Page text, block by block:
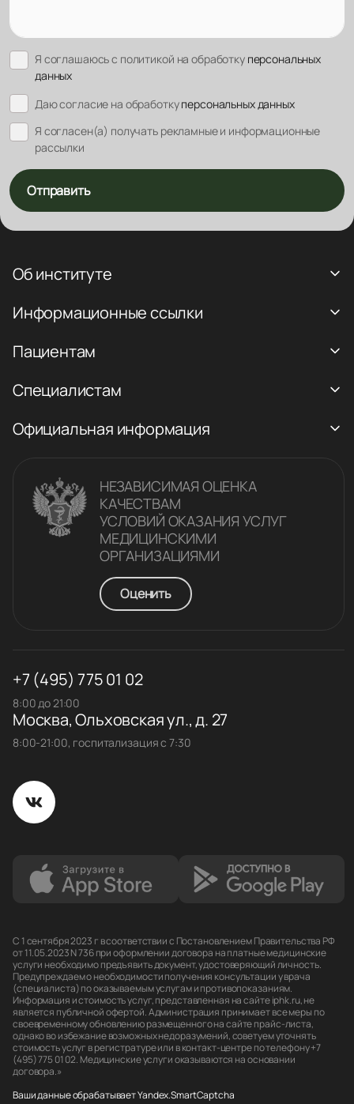
Я соглашаюсь с политикой на обработку персональных
данных
Даю согласие на обработкуперсональных данных
Я согласен(а) получать рекламные и информационные
рассылки
Отправить
Об институте
Информационные ссылки
Пациентам
Специалистам
Официальная информация
НЕЗАВИСИМАЯ ОЦЕНКА
КАЧЕСТВАM
УСЛОВИЙ ОКАЗАНИЯ УСЛУГ
МЕДИЦИНСКИМИ
ОРГАНИЗАЦИЯМИ
Оценить
+7 (495) 775 01 02
8:00 до 21:00
Москва, Ольховская ул., д. 27
8:00-21:00, госпитализация с 7:30
С 1 сентября 2023 г в соответствии с Постановлением Правительства РФ
от 11.05.2023 N 736 при оформлении договора на платные медицинские
услуги необходимо предъявить документ, удостоверяющий личность.
Предупреждаем о необходимости получения консультации у врача
(специалиста) по оказываемым услугам и противопоказаниям.
Информация и стоимость услуг, представленная на сайте iphk.ru, не
является публичной офертой. Администрация принимает все меры по
своевременному обновлению размещенного на сайте прайс-листа,
однако во избежание возможных недоразумений, советуем уточнять
стоимость услуг в регистратуре или в контакт-центре по телефону +7
(495) 775 01 02. Медицинские услуги оказываются на основании
договора.»
Ваши данные обрабатывает Yandex.SmartCaptcha